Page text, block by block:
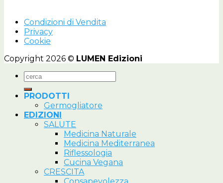
Condizioni di Vendita
Privacy
Cookie
Copyright 2026 © LUMEN Edizioni
Cerca:
PRODOTTI
Germogliatore
EDIZIONI
SALUTE
Medicina Naturale
Medicina Mediterranea
Riflessologia
Cucina Vegana
CRESCITA